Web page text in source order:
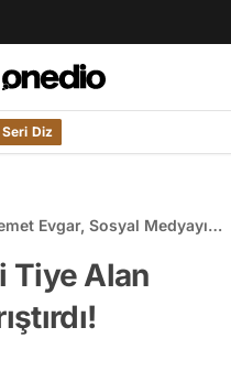
Seri Diz
Evgar, Sosyal Medyayı
Tiye Alan